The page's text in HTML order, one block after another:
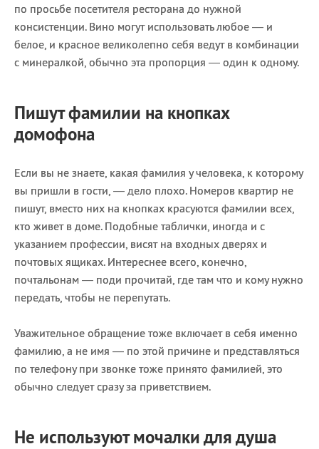
по просьбе посетителя ресторана до нужной
консистенции. Вино могут использовать любое — и
белое, и красное великолепно себя ведут в комбинации
с минералкой, обычно эта пропорция — один к одному.
Пишут фамилии на кнопках
домофона
Если вы не знаете, какая фамилия у человека, к которому
вы пришли в гости, — дело плохо. Номеров квартир не
пишут, вместо них на кнопках красуются фамилии всех,
кто живет в доме. Подобные таблички, иногда и с
указанием профессии, висят на входных дверях и
почтовых ящиках. Интереснее всего, конечно,
почтальонам — поди прочитай, где там что и кому нужно
передать, чтобы не перепутать.
Уважительное обращение тоже включает в себя именно
фамилию, а не имя — по этой причине и представляться
по телефону при звонке тоже принято фамилией, это
обычно следует сразу за приветствием.
Не используют мочалки для душа